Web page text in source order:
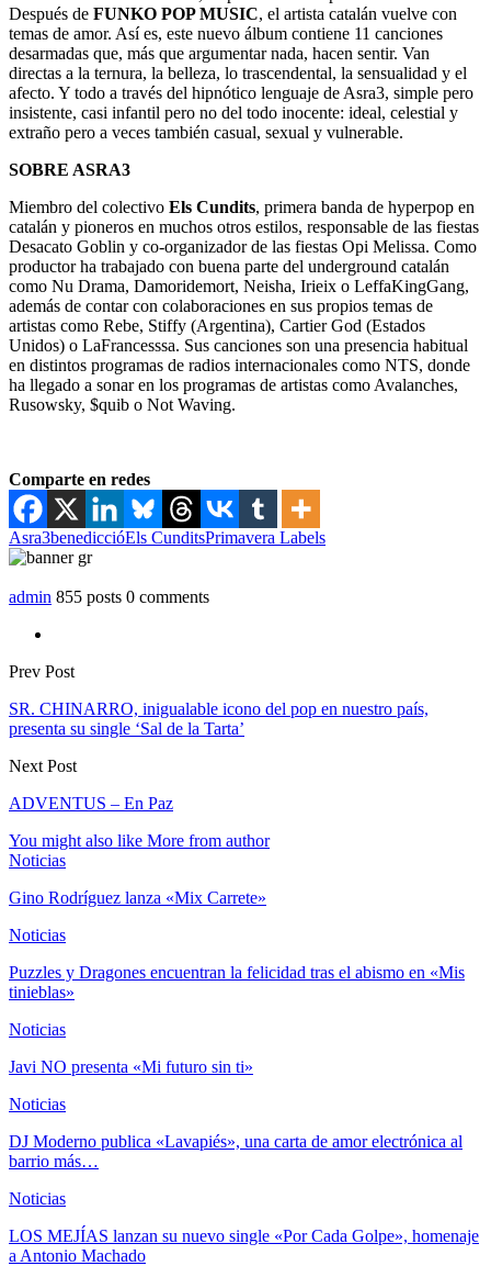
Después de FUNKO POP MUSIC, el artista catalán vuelve con
temas de amor. Así es, este nuevo álbum contiene 11 canciones
desarmadas que, más que argumentar nada, hacen sentir. Van
directas a la ternura, la belleza, lo trascendental, la sensualidad y el
afecto. Y todo a través del hipnótico lenguaje de Asra3, simple pero
insistente, casi infantil pero no del todo inocente: ideal, celestial y
extraño pero a veces también casual, sexual y vulnerable.
SOBRE ASRA3
Miembro del colectivo Els Cundits, primera banda de hyperpop en
catalán y pioneros en muchos otros estilos, responsable de las fiestas
Desacato Goblin y co-organizador de las fiestas Opi Melissa. Como
productor ha trabajado con buena parte del underground catalán
como Nu Drama, Damoridemort, Neisha, Irieix o LeffaKingGang,
además de contar con colaboraciones en sus propios temas de
artistas como Rebe, Stiffy (Argentina), Cartier God (Estados
Unidos) o LaFrancesssa. Sus canciones son una presencia habitual
en distintos programas de radios internacionales como NTS, donde
ha llegado a sonar en los programas de artistas como Avalanches,
Rusowsky, $quib o Not Waving.
Comparte en redes
Asra3benediccióEls CunditsPrimavera Labels
admin 855 posts 0 comments
Prev Post
SR. CHINARRO, inigualable icono del pop en nuestro país,
presenta su single ‘Sal de la Tarta’
Next Post
ADVENTUS – En Paz
You might also like More from author
Noticias
Gino Rodríguez lanza «Mix Carrete»
Noticias
Puzzles y Dragones encuentran la felicidad tras el abismo en «Mis
tinieblas»
Noticias
Javi NO presenta «Mi futuro sin ti»
Noticias
DJ Moderno publica «Lavapiés», una carta de amor electrónica al
barrio más…
Noticias
LOS MEJÍAS lanzan su nuevo single «Por Cada Golpe», homenaje
a Antonio Machado